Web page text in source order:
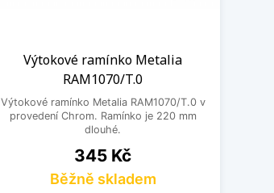
Výtokové ramínko Metalia
RAM1070/T.0
Výtokové ramínko Metalia RAM1070/T.0 v
provedení Chrom. Ramínko je 220 mm
dlouhé.
Cena
345 Kč
Běžně skladem